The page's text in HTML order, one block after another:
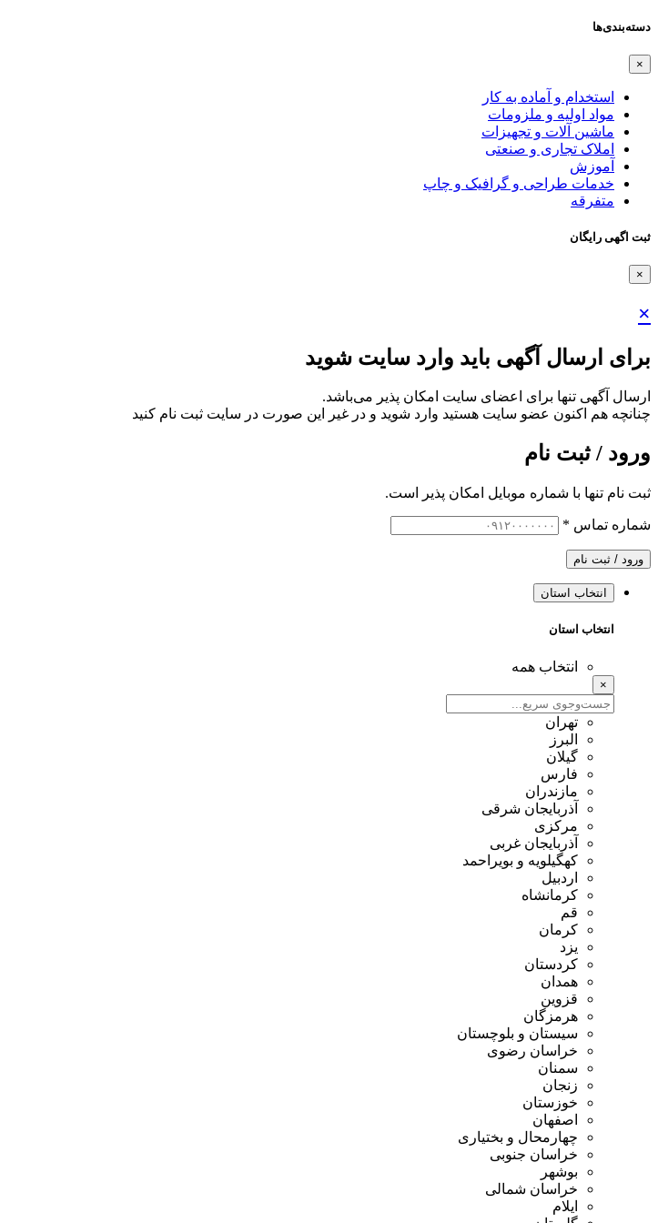
دسته‌بندی‌ها
×
استخدام و آماده به کار
مواد اولیه و ملزومات
ماشین آلات و تجهیزات
املاک تجاری و صنعتی
آموزش
خدمات طراحی و گرافیک و چاپ
متفرقه
ثبت اگهی رایگان
×
×
برای ارسال آگهی باید وارد سایت شوید
ارسال آگهی تنها برای اعضای سایت امکان پذیر می‌باشد.
چنانچه هم‌ اکنون عضو سایت هستید وارد شوید و در غیر این صورت در سایت ثبت نام کنید
ورود / ثبت نام
ثبت نام تنها با شماره موبایل امکان پذیر است.
شماره تماس *
ورود / ثبت نام
انتخاب استان
انتخاب استان
انتخاب همه
×
تهران
البرز
گیلان
فارس
مازندران
آذربایجان شرقی
مرکزی
آذربایجان غربی
کهگیلویه و بویراحمد
اردبیل
کرمانشاه
قم
کرمان
یزد
کردستان
همدان
قزوین
هرمزگان
سیستان و بلوچستان
خراسان رضوی
سمنان
زنجان
خوزستان
اصفهان
چهارمحال و بختیاری
خراسان جنوبی
بوشهر
خراسان شمالی
ایلام